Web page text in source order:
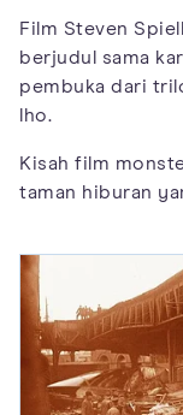
Film Steven
berjudul sama
pembuka dari
lho.
Kisah film
taman hiburan